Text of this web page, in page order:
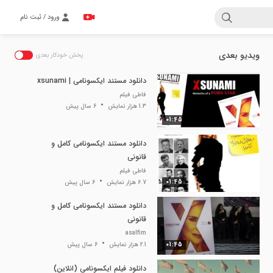
ورود / ثبت نام
ویدیو بعدی پخش خودکار بعدی
01:45
دانلود مستند ایکسونامی | xsunami
فاطی فیلم
1.3 هزار نمایش
6 سال پیش
01:45
دانلود مستند ایکسونامی کامل و
قانونی
فاطی فیلم
6.7 هزار نمایش
6 سال پیش
01:45
دانلود مستند ایکسونامی کامل و
قانونی
asalfim
2.1 هزار نمایش
6 سال پیش
دانلود فیلم ایکسونامی (انلاین)